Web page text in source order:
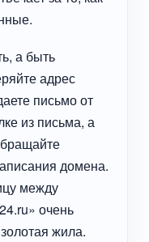
а быть
адрес
письмо от
из письма, а
домена.
между
очень
жила.